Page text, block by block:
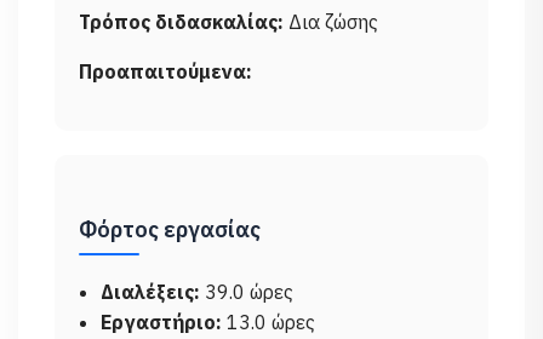
Τρόπος διδασκαλίας: Δια ζώσης
Προαπαιτούμενα:
Φόρτος εργασίας
Διαλέξεις: 39.0 ώρες
Εργαστήριο: 13.0 ώρες